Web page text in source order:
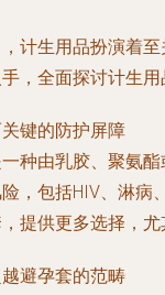
计生用品扮演着
，全面探讨计生
键的防护屏障
种由乳胶、聚氨
，包括HIV、淋
提供更多选择，尤
避孕套的范畴